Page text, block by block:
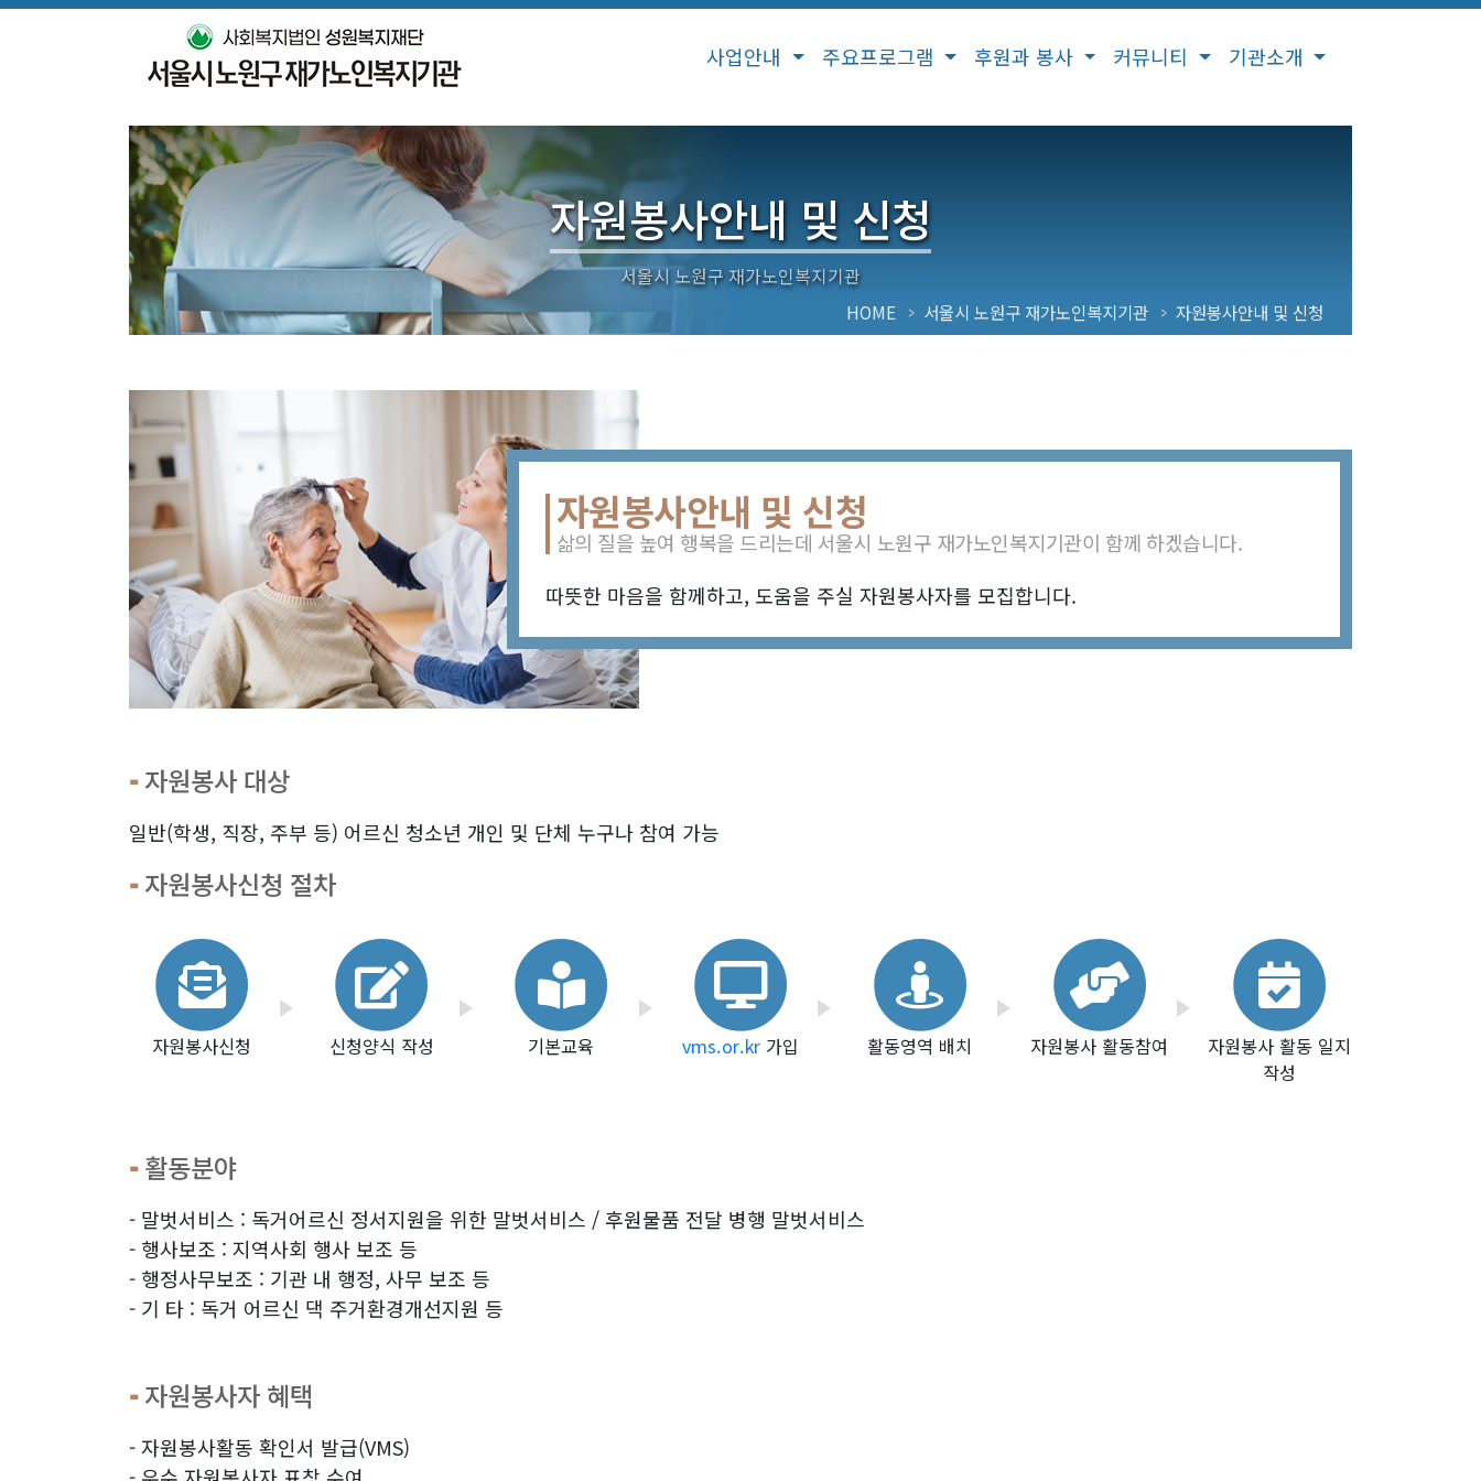
사업안내 주요프로그램 후원과 봉사 커뮤니티 기관소개
자원봉사안내 및 신청
HOME 서울시 노원구 재가노인복지기관 자원봉사안내 및 신청
자원봉사안내 및 신청
삶의 질을 높여 행복을 드리는데 서울시 노원구 재가노인복지기관이 함께 하겠습니다.
따뜻한 마음을 함께하고, 도움을 주실 자원봉사자를 모집합니다.
자원봉사 대상
일반(학생, 직장, 주부 등) 어르신 청소년 개인 및 단체 누구나 참여 가능
자원봉사신청 절차
자원봉사신청 신청양식 작성 기본교육 vms.or.kr 가입 활동영역 배치 자원봉사 활동참여
자원봉사 활동 일지
작성
활동분야
- 말벗서비스 : 독거어르신 정서지원을 위한 말벗서비스 / 후원물품 전달 병행 말벗서비스
- 행사보조 : 지역사회 행사 보조 등
- 행정사무보조 : 기관 내 행정, 사무 보조 등
- 기 타 : 독거 어르신 댁 주거환경개선지원 등
자원봉사자 혜택
- 자원봉사활동 확인서 발급(VMS)